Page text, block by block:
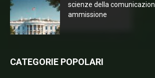
scienze della
ammissione
CATEGORIE POPOLARI